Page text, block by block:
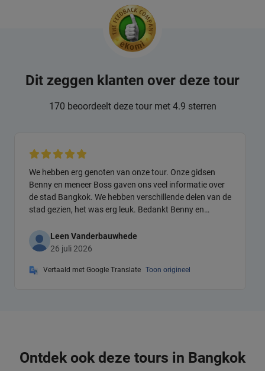
Dit zeggen klanten over deze tour
170 beoordeelt deze tour met 4.9 sterren
We hebben erg genoten van onze tour. Onze gidsen
Benny en meneer Boss gaven ons veel informatie over
de stad Bangkok. We hebben verschillende delen van de
stad gezien, het was erg leuk. Bedankt Benny en
Leen Vanderbauwhede
26 juli 2026
Vertaald met Google Translate Toon origineel
Ontdek ook deze tours in Bangkok